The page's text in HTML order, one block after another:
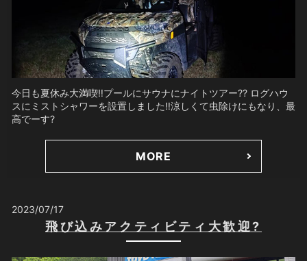
今日も夏休み大満喫‼️プールにサウナにナイトツアー?? ログハウ
スにミストシャワーを設置しました‼️涼しくて虫除けにもなり、最
高でーす?
MORE
2023/07/17
飛び込みアクティビティ大歓迎?